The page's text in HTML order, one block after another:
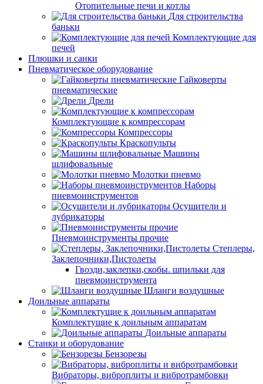
Отопительные печи и котлы
Для строительства
баньки
Комплектующие для
печей
Плюшки и санки
Пневматическое оборудование
Гайковерты
пневматические
Дрели
Комплектующие к компрессорам
Компрессоры
Краскопульты
Машины
шлифовальные
Молотки пневмо
Наборы
пневмоинструментов
Осушители и
лубрикаторы
Пневмоинструменты прочие
Степлеры,
Заклепочники,Пистолеты
Гвозди,заклепки,скобы. шпильки для
пневмоинструмента
Шланги воздушные
Доильные аппараты
Комплектущие к доильным аппаратам
Доильные аппараты
Станки и оборудование
Бензорезы
Вибраторы, виброплиты и вибротрамбовки